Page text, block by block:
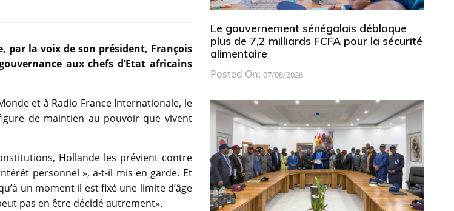
par la voix de son président, François
aux chefs d’Etat africains
et à Radio France Internationale, le
de maintien au pouvoir que vivent
Hollande les prévient contre
personnel », a-t-il mis en garde. Et
un moment il est fixé une limite d’âge
pas en être décidé autrement».
Le gouvernement sénégalais débloque
plus de 7,2 milliards FCFA pour la sécurité
alimentaire
Posted On: 07/08/2026